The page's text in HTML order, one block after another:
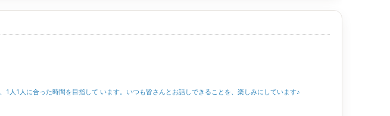
人1人に合った時間を目指して います。いつも皆さんとお話しできることを、楽しみにしています♪